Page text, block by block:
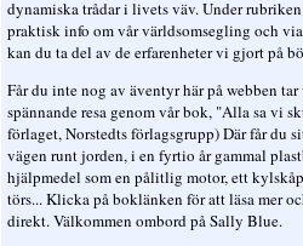
dynamiska trådar i livets väv. Under
praktisk info om vår världsomsegling och
kan du ta del av de erfarenheter vi gjort på
Får du inte nog av äventyr här på webben
spännande resa genom vår bok, "Alla sa vi
förlaget, Norstedts förlagsgrupp) Där får du
vägen runt jorden, i en fyrtio år gammal
hjälpmedel som en pålitlig motor, ett
törs... Klicka på boklänken för att läsa mer
direkt. Välkommen ombord på Sally Blue.